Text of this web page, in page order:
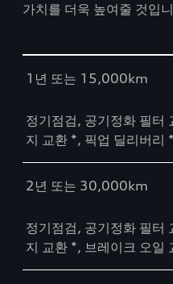
가치를 더욱 높여줄 것입
1년 또는 15,000km
정기점검, 공기정화 필터
지 교환 *, 픽업 딜리버리 *
2년 또는 30,000km
정기점검, 공기정화 필터
지 교환 *, 브레이크 오일